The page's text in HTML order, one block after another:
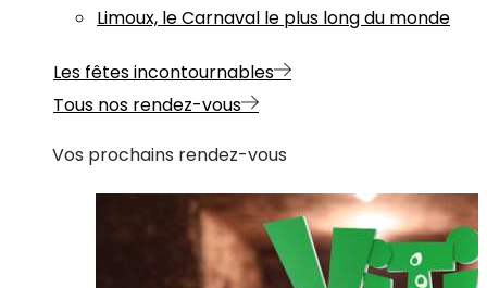
Limoux, le Carnaval le plus long du monde
Les fêtes incontournables
Tous nos rendez-vous
Vos prochains rendez-vous